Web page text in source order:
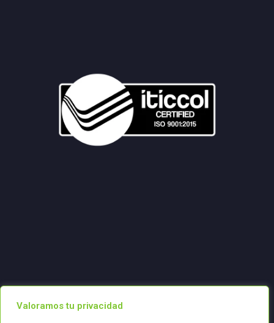
Valoramos tu privacidad